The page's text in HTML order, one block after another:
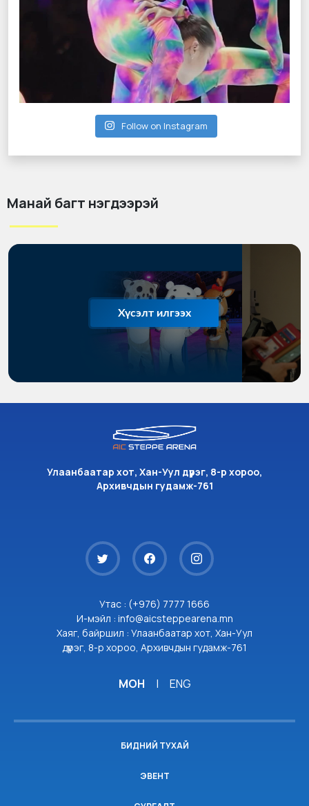
Follow on Instagram
Манай багт нэгдээрэй
Хүсэлт илгээх
Улаанбаатар хот, Хан-Уул дүүрэг, 8-р хороо,
Архивчдын гудамж-761
Утас : (+976) 7777 1666
И-мэйл : info@aicsteppearena.mn
Хаяг, байршил : Улаанбаатар хот, Хан-Уул
дүүрэг, 8-р хороо, Архивчдын гудамж-761
МОН | ENG
БИДНИЙ ТУХАЙ
ЭВЕНТ